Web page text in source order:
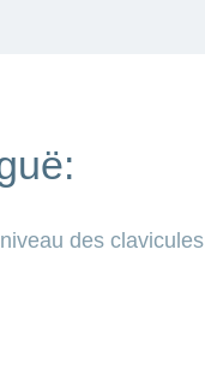
des clavicules